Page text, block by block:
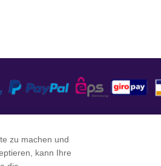
zu machen und
kann Ihre